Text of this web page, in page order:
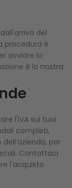
del
procedura è
avviare la
è la nostra
l'IVA sui tuoi
completi,
per
Contattaci
l'acquisto.